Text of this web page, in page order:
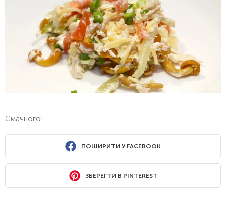
Смачного!
ПОШИРИТИ У FACEBOOK
ЗБЕРЕГТИ В PINTEREST